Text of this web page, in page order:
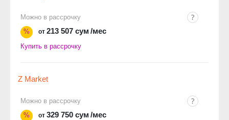
Можно в рассрочку
%
от 213 507 сум /мес
Купить в рассрочку
Z Market
Можно в рассрочку
%
от 329 750 сум /мес